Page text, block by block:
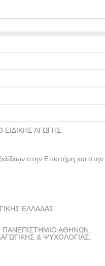
ΑΓΩΓΗΣ
στην Επιστήμη και στην
ΕΛΛΑΔΑΣ
ΠΑΝΕΠΙΣΤΗΜΙΟ ΑΘΗΝΩΝ,
& ΨΥΧΟΛΟΓΙΑΣ,